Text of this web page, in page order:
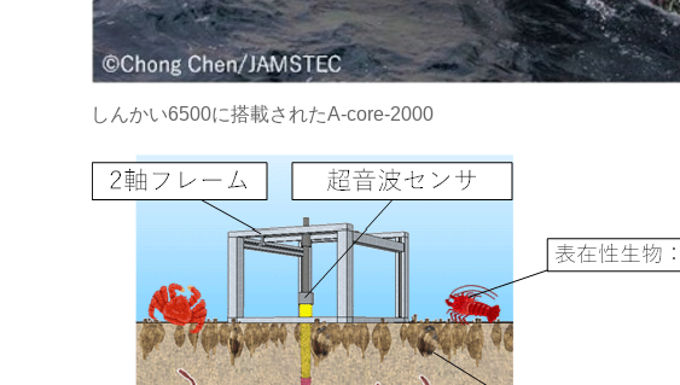
しんかい6500に搭載されたA-core-2000